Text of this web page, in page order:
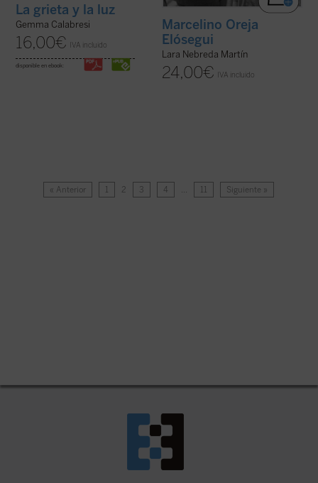
La grieta y la luz
Gemma Calabresi
16,00€ IVA incluido
disponible en ebook:
Marcelino Oreja
Elósegui
Lara Nebreda Martín
24,00€ IVA incluido
« Anterior 1 2 3 4 … 11 Siguiente »